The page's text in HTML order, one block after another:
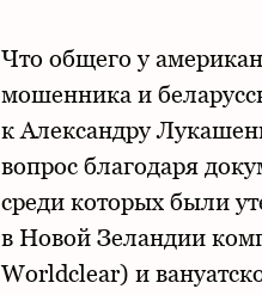
«Красные флаги»
Торговля на бумаге?
Миллионы на займах?
С разрешения
Что общего у
мошенника и
к Александру
вопрос благодаря
среди которых были
в Новой Зеландии
Worldclear) и